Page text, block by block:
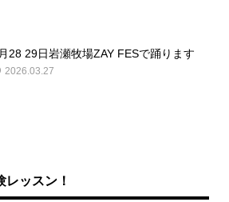
28 29日岩瀬牧場ZAY FESで踊ります
2026.03.27
ッスン！